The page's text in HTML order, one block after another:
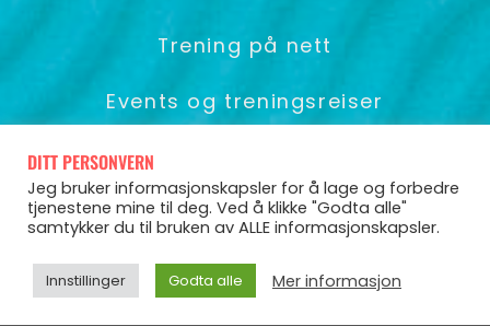
Trening på nett
Events og treningsreiser
Foredrag & Gruppetrening
Powered by CoCoach
DITT PERSONVERN
Jeg bruker informasjonskapsler for å lage og forbedre
tjenestene mine til deg. Ved å klikke "Godta alle"
samtykker du til bruken av ALLE informasjonskapsler.
Innstillinger Godta alle Mer informasjon